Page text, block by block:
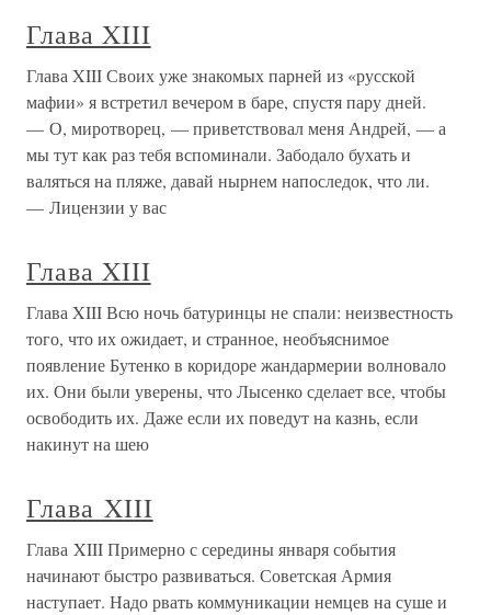
Глава XIII
Глава XIII Своих уже знакомых парней из «русской
мафии» я встретил вечером в баре, спустя пару дней.
— О, миротворец, — приветствовал меня Андрей, — а
мы тут как раз тебя вспоминали. Забодало бухать и
валяться на пляже, давай нырнем напоследок, что ли.
— Лицензии у вас
Глава XIII
Глава XIII Всю ночь батуринцы не спали: неизвестность
того, что их ожидает, и странное, необъяснимое
появление Бутенко в коридоре жандармерии волновало
их. Они были уверены, что Лысенко сделает все, чтобы
освободить их. Даже если их поведут на казнь, если
накинут на шею
Глава XIII
Глава XIII Примерно с середины января события
начинают быстро развиваться. Советская Армия
наступает. Надо рвать коммуникации немцев на суше и